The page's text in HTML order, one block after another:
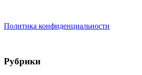
Политика конфиденциальности
Рубрики